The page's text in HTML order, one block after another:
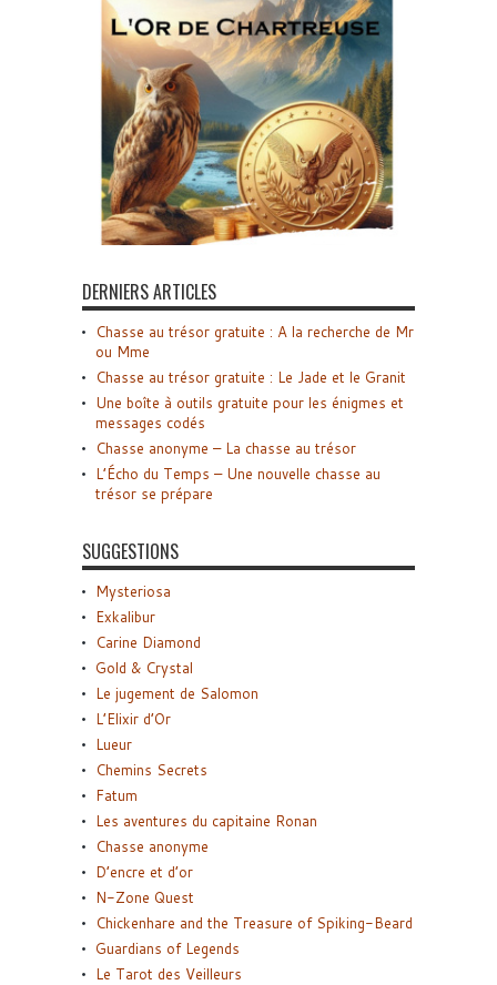
DERNIERS ARTICLES
Chasse au trésor gratuite : A la recherche de Mr
ou Mme
Chasse au trésor gratuite : Le Jade et le Granit
Une boîte à outils gratuite pour les énigmes et
messages codés
Chasse anonyme – La chasse au trésor
L’Écho du Temps – Une nouvelle chasse au
trésor se prépare
SUGGESTIONS
Mysteriosa
Exkalibur
Carine Diamond
Gold & Crystal
Le jugement de Salomon
L’Elixir d’Or
Lueur
Chemins Secrets
Fatum
Les aventures du capitaine Ronan
Chasse anonyme
D’encre et d’or
N-Zone Quest
Chickenhare and the Treasure of Spiking-Beard
Guardians of Legends
Le Tarot des Veilleurs